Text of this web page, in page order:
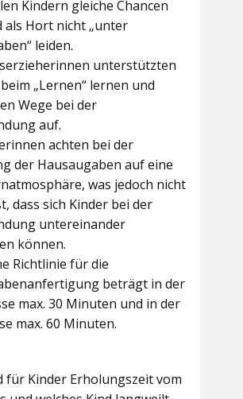
Kindern gleiche Chancen
als Hort nicht „unter
leiden.
unterstützten
„Lernen“ lernen und
Wege bei der
auf.
achten bei der
der Hausaugaben auf eine
was jedoch nicht
dass sich Kinder bei der
untereinander
können.
Richtlinie für die
beträgt in der
max. 30 Minuten und in der
max. 60 Minuten.
für Kinder Erholungszeit vom